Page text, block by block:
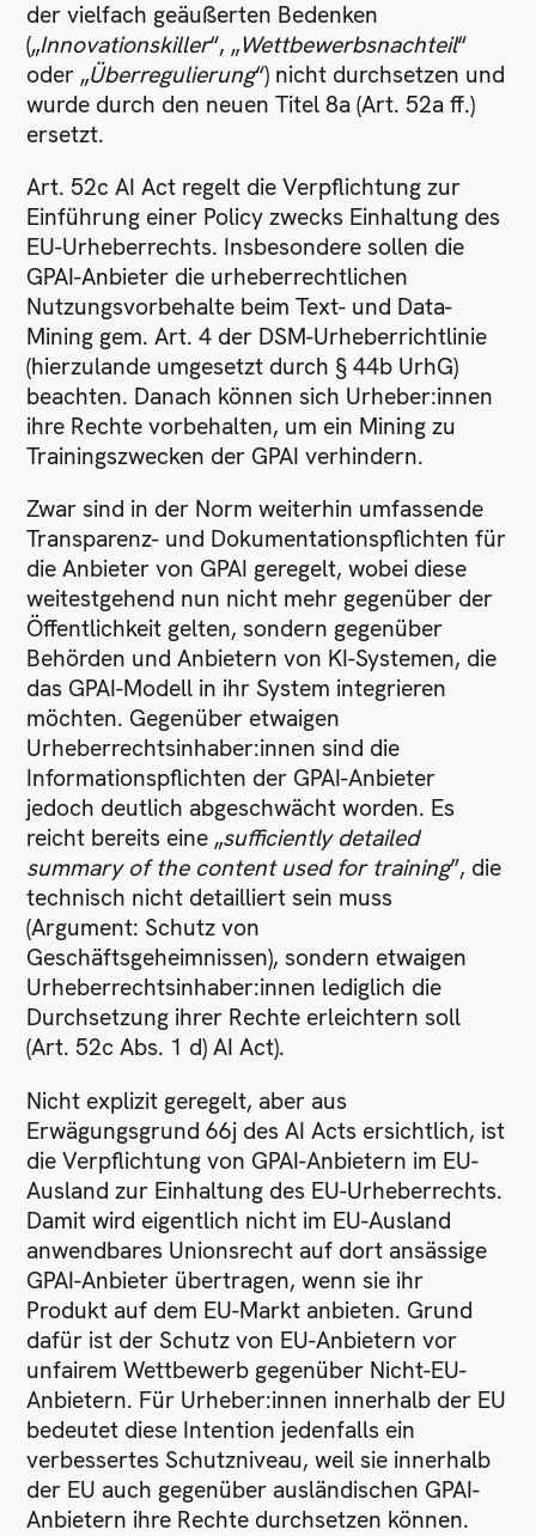
der vielfach geäußerten Bedenken
(„Innovationskiller“, „Wettbewerbsnachteil“
oder „Überregulierung“) nicht durchsetzen und
wurde durch den neuen Titel 8a (Art. 52a ff.)
ersetzt.
Art. 52c AI Act regelt die Verpflichtung zur
Einführung einer Policy zwecks Einhaltung des
EU-Urheberrechts. Insbesondere sollen die
GPAI-Anbieter die urheberrechtlichen
Nutzungsvorbehalte beim Text- und Data-
Mining gem. Art. 4 der DSM-Urheberrichtlinie
(hierzulande umgesetzt durch § 44b UrhG)
beachten. Danach können sich Urheber:innen
ihre Rechte vorbehalten, um ein Mining zu
Trainingszwecken der GPAI verhindern.
Zwar sind in der Norm weiterhin umfassende
Transparenz- und Dokumentationspflichten für
die Anbieter von GPAI geregelt, wobei diese
weitestgehend nun nicht mehr gegenüber der
Öffentlichkeit gelten, sondern gegenüber
Behörden und Anbietern von KI-Systemen, die
das GPAI-Modell in ihr System integrieren
möchten. Gegenüber etwaigen
Urheberrechtsinhaber:innen sind die
Informationspflichten der GPAI-Anbieter
jedoch deutlich abgeschwächt worden. Es
reicht bereits eine „sufficiently detailed
summary of the content used for training”, die
technisch nicht detailliert sein muss
(Argument: Schutz von
Geschäftsgeheimnissen), sondern etwaigen
Urheberrechtsinhaber:innen lediglich die
Durchsetzung ihrer Rechte erleichtern soll
(Art. 52c Abs. 1 d) AI Act).
Nicht explizit geregelt, aber aus
Erwägungsgrund 66j des AI Acts ersichtlich, ist
die Verpflichtung von GPAI-Anbietern im EU-
Ausland zur Einhaltung des EU-Urheberrechts.
Damit wird eigentlich nicht im EU-Ausland
anwendbares Unionsrecht auf dort ansässige
GPAI-Anbieter übertragen, wenn sie ihr
Produkt auf dem EU-Markt anbieten. Grund
dafür ist der Schutz von EU-Anbietern vor
unfairem Wettbewerb gegenüber Nicht-EU-
Anbietern. Für Urheber:innen innerhalb der EU
bedeutet diese Intention jedenfalls ein
verbessertes Schutzniveau, weil sie innerhalb
der EU auch gegenüber ausländischen GPAI-
Anbietern ihre Rechte durchsetzen können.